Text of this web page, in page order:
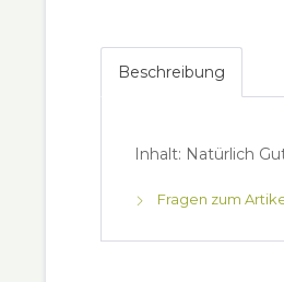
Beschreibung
Inhalt: Natürlich
Fragen zum